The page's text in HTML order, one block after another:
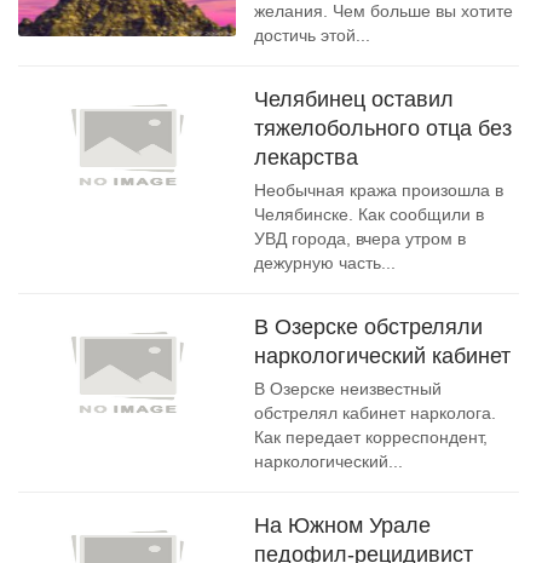
желания. Чем больше вы хотите
достичь этой...
Челябинец оставил
тяжелобольного отца без
лекарства
Необычная кража произошла в
Челябинске. Как сообщили в
УВД города, вчера утром в
дежурную часть...
В Озерске обстреляли
наркологический кабинет
В Озерске неизвестный
обстрелял кабинет нарколога.
Как передает корреспондент,
наркологический...
На Южном Урале
педофил-рецидивист